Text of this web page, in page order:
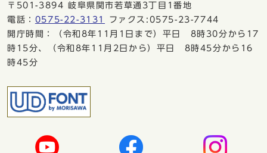
〒501-3894 岐阜県関市若草通3丁目1番地
電話： 0575-22-3131
ファクス:0575-23-7744
開庁時間：（令和8年11月1日まで）平日 8時30分から17
時15分、（令和8年11月2日から）平日 8時45分から16
時45分